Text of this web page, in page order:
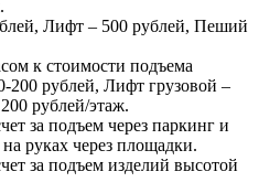
Лифт – 500 рублей, Пеший
к стоимости подъема
200 рублей, Лифт грузовой –
рублей/этаж.
за подъем через паркинг и
руках через площадки.
за подъем изделий высотой